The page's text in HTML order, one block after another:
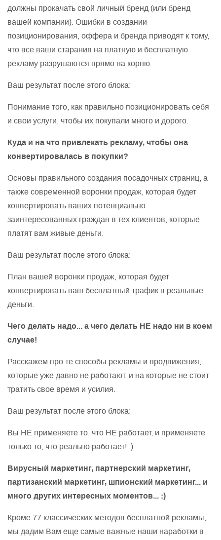
должны прокачать свой личный бренд (или бренд
вашей компании). Ошибки в создании
позиционирования, оффера и бренда приводят к тому,
что все ваши старания на платную и бесплатную
рекламу разрушаются прямо на корню.
Ваш результат после этого блока:
Понимание того, как правильно позиционировать себя
и свои услуги, чтобы их покупали много и дорого.
Куда и на что привлекать рекламу, чтобы она
конвертировалась в покупки?
Основы правильного создания посадочных страниц, а
также современной воронки продаж, которая будет
конвертировать ваших потенциально
заинтересованных граждан в тех клиентов, которые
платят вам живые деньги.
Ваш результат после этого блока:
План вашей воронки продаж, которая будет
конвертировать ваш бесплатный трафик в реальные
деньги.
Чего делать надо... а чего делать НЕ надо ни в коем
случае!
Расскажем про те способы рекламы и продвижения,
которые уже давно не работают, и на которые не стоит
тратить свое время и усилия.
Ваш результат после этого блока:
Вы НЕ применяете то, что НЕ работает, и применяете
только то, что реально работает! :)
Вирусный маркетинг, партнерский маркетинг,
партизанский маркетинг, шпионский маркетинг... и
много других интересных моментов... :)
Кроме 77 классических методов бесплатной рекламы,
мы дадим Вам еще самые важные наши наработки в